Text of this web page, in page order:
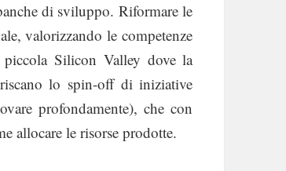
di sviluppo. Riformare le
valorizzando le competenze
Silicon Valley dove la
lo spin-off di iniziative
profondamente), che con
allocare le risorse prodotte.